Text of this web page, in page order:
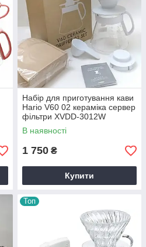
Набір для приготування кави
Hario V60 02 кераміка сервер
фільтри XVDD-3012W
В наявності
1 750 ₴
Купити
Топ